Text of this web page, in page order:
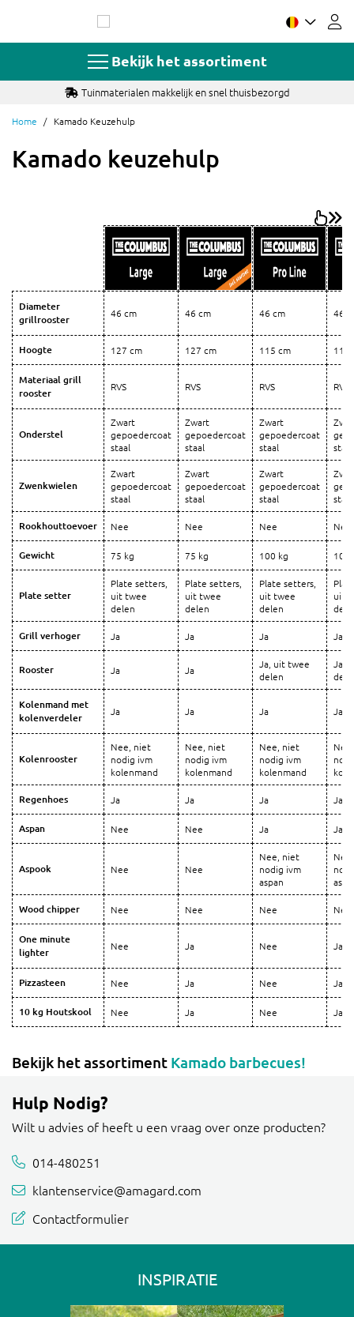
de
Bekijk het assortiment
Tuinmaterialen makkelijk en snel thuisbezorgd
Home Kamado Keuzehulp
Kamado keuzehulp
Diameter
grillrooster
46 cm 46 cm 46 cm 46
Hoogte 127 cm 127 cm 115 cm 115
Materiaal grill
rooster
RVS RVS RVS RVS
Onderstel
Zwart
gepoedercoat
staal
Zwart
gepoedercoat
staal
Zwart
gepoedercoat
staal
staal
Zwenkwielen
Zwart
gepoedercoat
staal
Zwart
gepoedercoat
staal
Zwart
gepoedercoat
staal
staal
Rookhouttoevoer Nee Nee Nee Nee
Gewicht 75 kg 75 kg 100 kg 100
Plate setter
Plate setters,
uit twee
delen
Plate setters,
uit twee
delen
Plate setters,
uit twee
delen
uit
Grill verhoger Ja Ja Ja Ja
Rooster Ja Ja
Ja, uit twee
delen
Ja,
Kolenmand met
kolenverdeler
Ja Ja Ja Ja
Kolenrooster
Nee, niet
nodig ivm
kolenmand
Nee, niet
nodig ivm
kolenmand
Nee, niet
nodig ivm
kolenmand
Regenhoes Ja Ja Ja Ja
Aspan Nee Nee Ja Ja
Aspook Nee Nee
Nee, niet
nodig ivm
aspan
Wood chipper Nee Nee Nee Nee
One minute
lighter
Nee Ja Nee Ja
Pizzasteen Nee Ja Nee Ja
10 kg Houtskool Nee Ja Nee Ja
Bekijk het assortiment Kamado barbecues!
Hulp Nodig?
Wilt u advies of heeft u een vraag over onze producten?
014-480251
klantenservice@amagard.com
Contactformulier
INSPIRATIE